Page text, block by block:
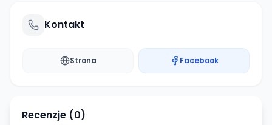
Kontakt
Strona Facebook
Recenzje (0)